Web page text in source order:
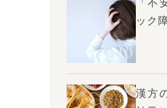
「不
ック
漢方